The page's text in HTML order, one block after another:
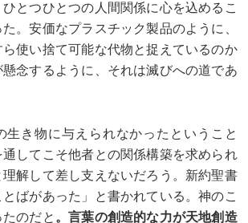
とつひとつの人間関係に心を込めるこ
。安価なプラスチック製品のように、
使い捨て可能な代物と捉えているのか
懸念するように、それは滅びへの道であ
生き物に与えられなかったということ
してこそ他者との関係構築を求められ
解して差し支えないだろう。新約聖書
ばがあった」と書かれている。神のこ
のだと 。言葉の創造的な力が天地創造